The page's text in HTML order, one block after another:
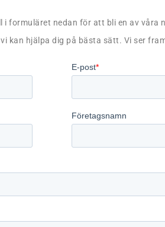
formuläret nedan för att bli en av
kan hjälpa dig på bästa sätt. Vi ser